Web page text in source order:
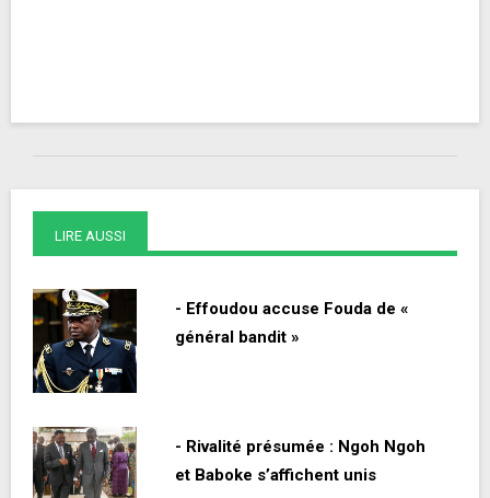
LIRE AUSSI
- Effoudou accuse Fouda de «
général bandit »
- Rivalité présumée : Ngoh Ngoh
et Baboke s’affichent unis